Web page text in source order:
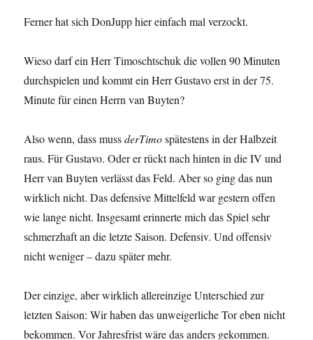
Ferner hat sich DonJupp hier einfach mal verzockt.
Wieso darf ein Herr Timoschtschuk die vollen 90 Minuten
durchspielen und kommt ein Herr Gustavo erst in der 75.
Minute für einen Herrn van Buyten?
Also wenn, dass mussderTimospätestens in der Halbzeit
raus. Für Gustavo. Oder er rückt nach hinten in die IV und
Herr van Buyten verlässt das Feld. Aber so ging das nun
wirklich nicht. Das defensive Mittelfeld war gestern offen
wie lange nicht. Insgesamt erinnerte mich das Spiel sehr
schmerzhaft an die letzte Saison. Defensiv. Und offensiv
nicht weniger – dazu später mehr.
Der einzige, aber wirklich allereinzige Unterschied zur
letzten Saison: Wir haben das unweigerliche Tor eben nicht
bekommen. Vor Jahresfrist wäre das anders gekommen.